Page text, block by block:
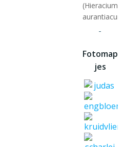
(Hieracium
-
Fotomap
jes